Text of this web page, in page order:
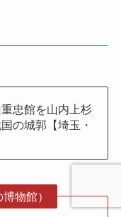
忠館を山内上杉
の城郭【埼玉・
物館）